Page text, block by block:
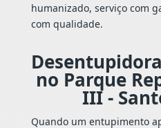
humanizado, serviço com
com qualidade.
no Parque
III -
Quando um entupimento